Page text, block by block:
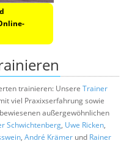
trainieren: Unsere Trainer
viel Praxixserfahrung sowie
bewiesenen außergewöhnlichen
Schwichtenberg, Uwe Ricken,
, André Krämer und Rainer